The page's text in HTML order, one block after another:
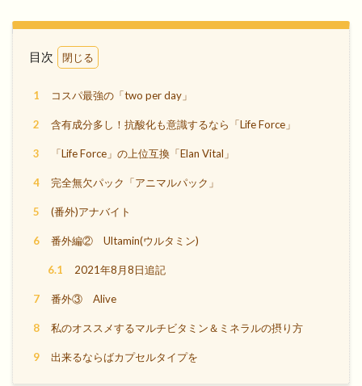
目次
1 コスパ最強の「two per day」
2 含有成分多し！抗酸化も意識するなら「Life Force」
3 「Life Force」の上位互換「Elan Vital」
4 完全無欠パック「アニマルパック」
5 (番外)アナバイト
6 番外編② Ultamin(ウルタミン)
6.1 2021年8月8日追記
7 番外③ Alive
8 私のオススメするマルチビタミン＆ミネラルの摂り方
9 出来るならばカプセルタイプを